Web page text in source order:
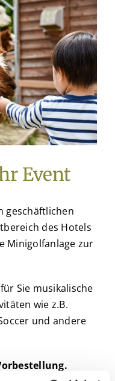
Event
geschäftlichen
des Hotels
Minigolfanlage zur
Sie musikalische
wie z.B.
und andere